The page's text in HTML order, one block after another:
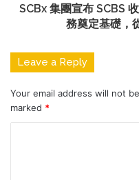
SCBx 集團宣布 SCBS
務奠定基礎，
Leave a Reply
Your email address will not
marked *